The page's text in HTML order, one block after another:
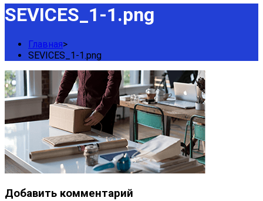
SEVICES_1-1.png
Главная>
SEVICES_1-1.png
Добавить комментарий